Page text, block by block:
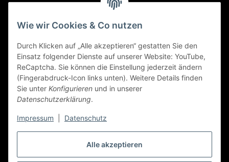
Alle akzeptieren
Wie wir Cookies & Co nutzen
Durch Klicken auf „Alle akzeptieren“ gestatten Sie den
Einsatz folgender Dienste auf unserer Website: YouTube,
ReCaptcha. Sie können die Einstellung jederzeit ändern
(Fingerabdruck-Icon links unten). Weitere Details finden
Sie unter Konfigurieren und in unserer
Datenschutzerklärung.
Impressum Datenschutz
Zahlungsmethoden